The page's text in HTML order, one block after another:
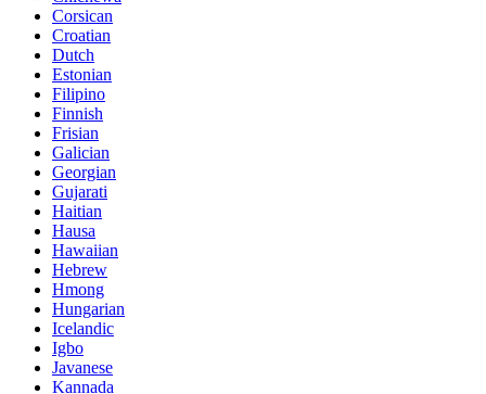
Corsican
Croatian
Dutch
Estonian
Filipino
Finnish
Frisian
Galician
Georgian
Gujarati
Haitian
Hausa
Hawaiian
Hebrew
Hmong
Hungarian
Icelandic
Igbo
Javanese
Kannada